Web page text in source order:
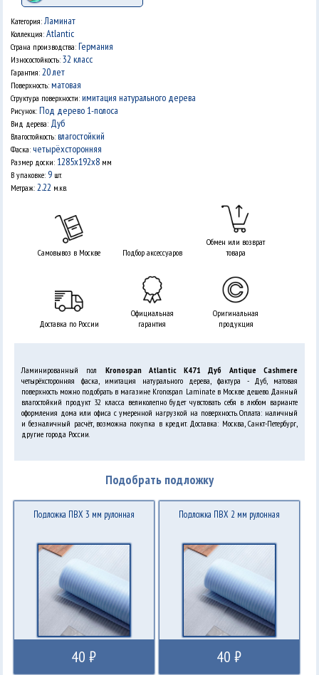
Категория:Ламинат
Коллекция:Atlantic
Страна производства: Германия
Износостойкость:32 класс
Гарантия:20 лет
Поверхность:матовая
Структура поверхности:имитация натурального дерева
Рисунок: Под дерево 1-полоса
Вид дерева: Дуб
Влагостойкость:влагостойкий
Фаска:четырёхсторонняя
Размер доски: 1285х192х8 мм
В упаковке: 9 шт.
Метраж:2.22 м.кв.
Самовывоз в Москве Подбор аксессуаров
Обмен или возврат
товара
Доставка по России
Официальная
гарантия
Оригинальная
продукция
Ламинированный пол Kronospan Atlantic K471 Дуб Antique Cashmere
четырёхсторонняя фаска, имитация натурального дерева, фактура - Дуб, матовая
поверхность можно подобрать в магазине Kronospan Laminate в Москве дешево. Данный
влагостойкий продукт 32 класса великолепно будет чувстовать себя в любом варианте
оформления дома или офиса с умеренной нагрузкой на поверхность. Оплата: наличный
и безналичный расчёт, возможна покупка в кредит. Доставка: Москва, Санкт-Петербург,
другие города России.
Подобрать подложку
Подложка ПВХ 3 мм рулонная
40 ₽
Подложка ПВХ 2 мм рулонная
40 ₽